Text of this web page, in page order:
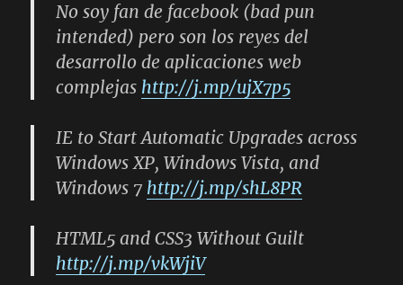
No soy fan de facebook (bad pun
intended) pero son los reyes del
desarrollo de aplicaciones web
complejas http://j.mp/ujX7p5
IE to Start Automatic Upgrades across
Windows XP, Windows Vista, and
Windows 7 http://j.mp/shL8PR
HTML5 and CSS3 Without Guilt
http://j.mp/vkWjiV